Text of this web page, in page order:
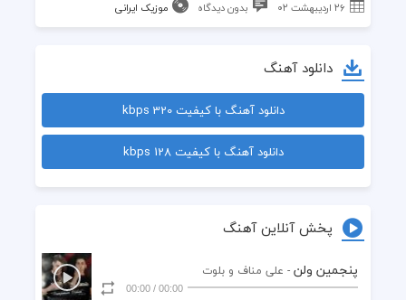
۲۶ اردیبهشت ۰۲ بدون دیدگاه موزیک ایرانی
دانلود آهنگ
دانلود آهنگ با کیفیت 320 kbps
دانلود آهنگ با کیفیت 128 kbps
پخش آنلاین آهنگ
پنجمین ولن - علی مناف و بلوت
00:00
/
00:00